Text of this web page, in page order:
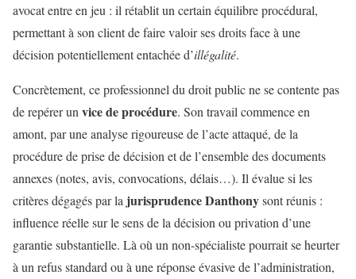
avocat entre en jeu : il rétablit un certain équilibre procédural,
permettant à son client de faire valoir ses droits face à une
décision potentiellement entachée d’illégalité.
Concrètement, ce professionnel du droit public ne se contente pas
de repérer un vice de procédure. Son travail commence en
amont, par une analyse rigoureuse de l’acte attaqué, de la
procédure de prise de décision et de l’ensemble des documents
annexes (notes, avis, convocations, délais…). Il évalue si les
critères dégagés par la jurisprudence Danthonysont réunis :
influence réelle sur le sens de la décision ou privation d’une
garantie substantielle. Là où un non-spécialiste pourrait se heurter
à un refus standard ou à une réponse évasive de l’administration,